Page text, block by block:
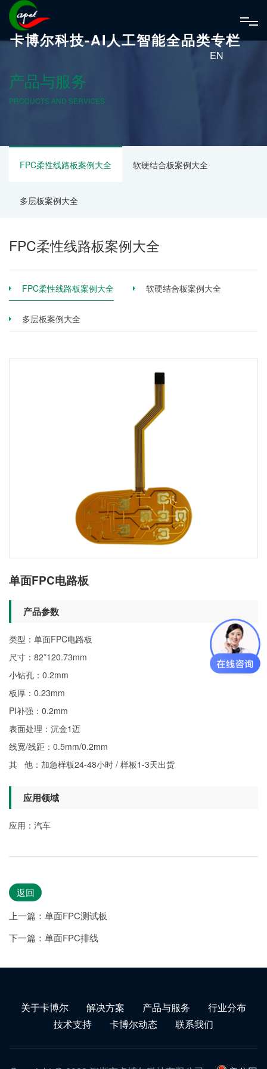
卡博尔科技-AI人工智能全品类专栏
EN
产品与服务
PRODUCTS AND SERVICES
FPC柔性线路板案例大全 软硬结合板案例大全
多层板案例大全
FPC柔性线路板案例大全
FPC柔性线路板案例大全 软硬结合板案例大全
多层板案例大全
单面FPC电路板
产品参数
类型：单面FPC电路板
尺寸：82*120.73mm
小钻孔：0.2mm
板厚：0.23mm
PI补强：0.2mm
表面处理：沉金1迈
线宽/线距：0.5mm/0.2mm
其 他：加急样板24-48小时 / 样板1-3天出货
应用领域
应用：汽车
返回
上一篇：单面FPC测试板
下一篇：单面FPC排线
关于卡博尔 解决方案 产品与服务
行业分布
技术支持
卡博尔动态 联系我们